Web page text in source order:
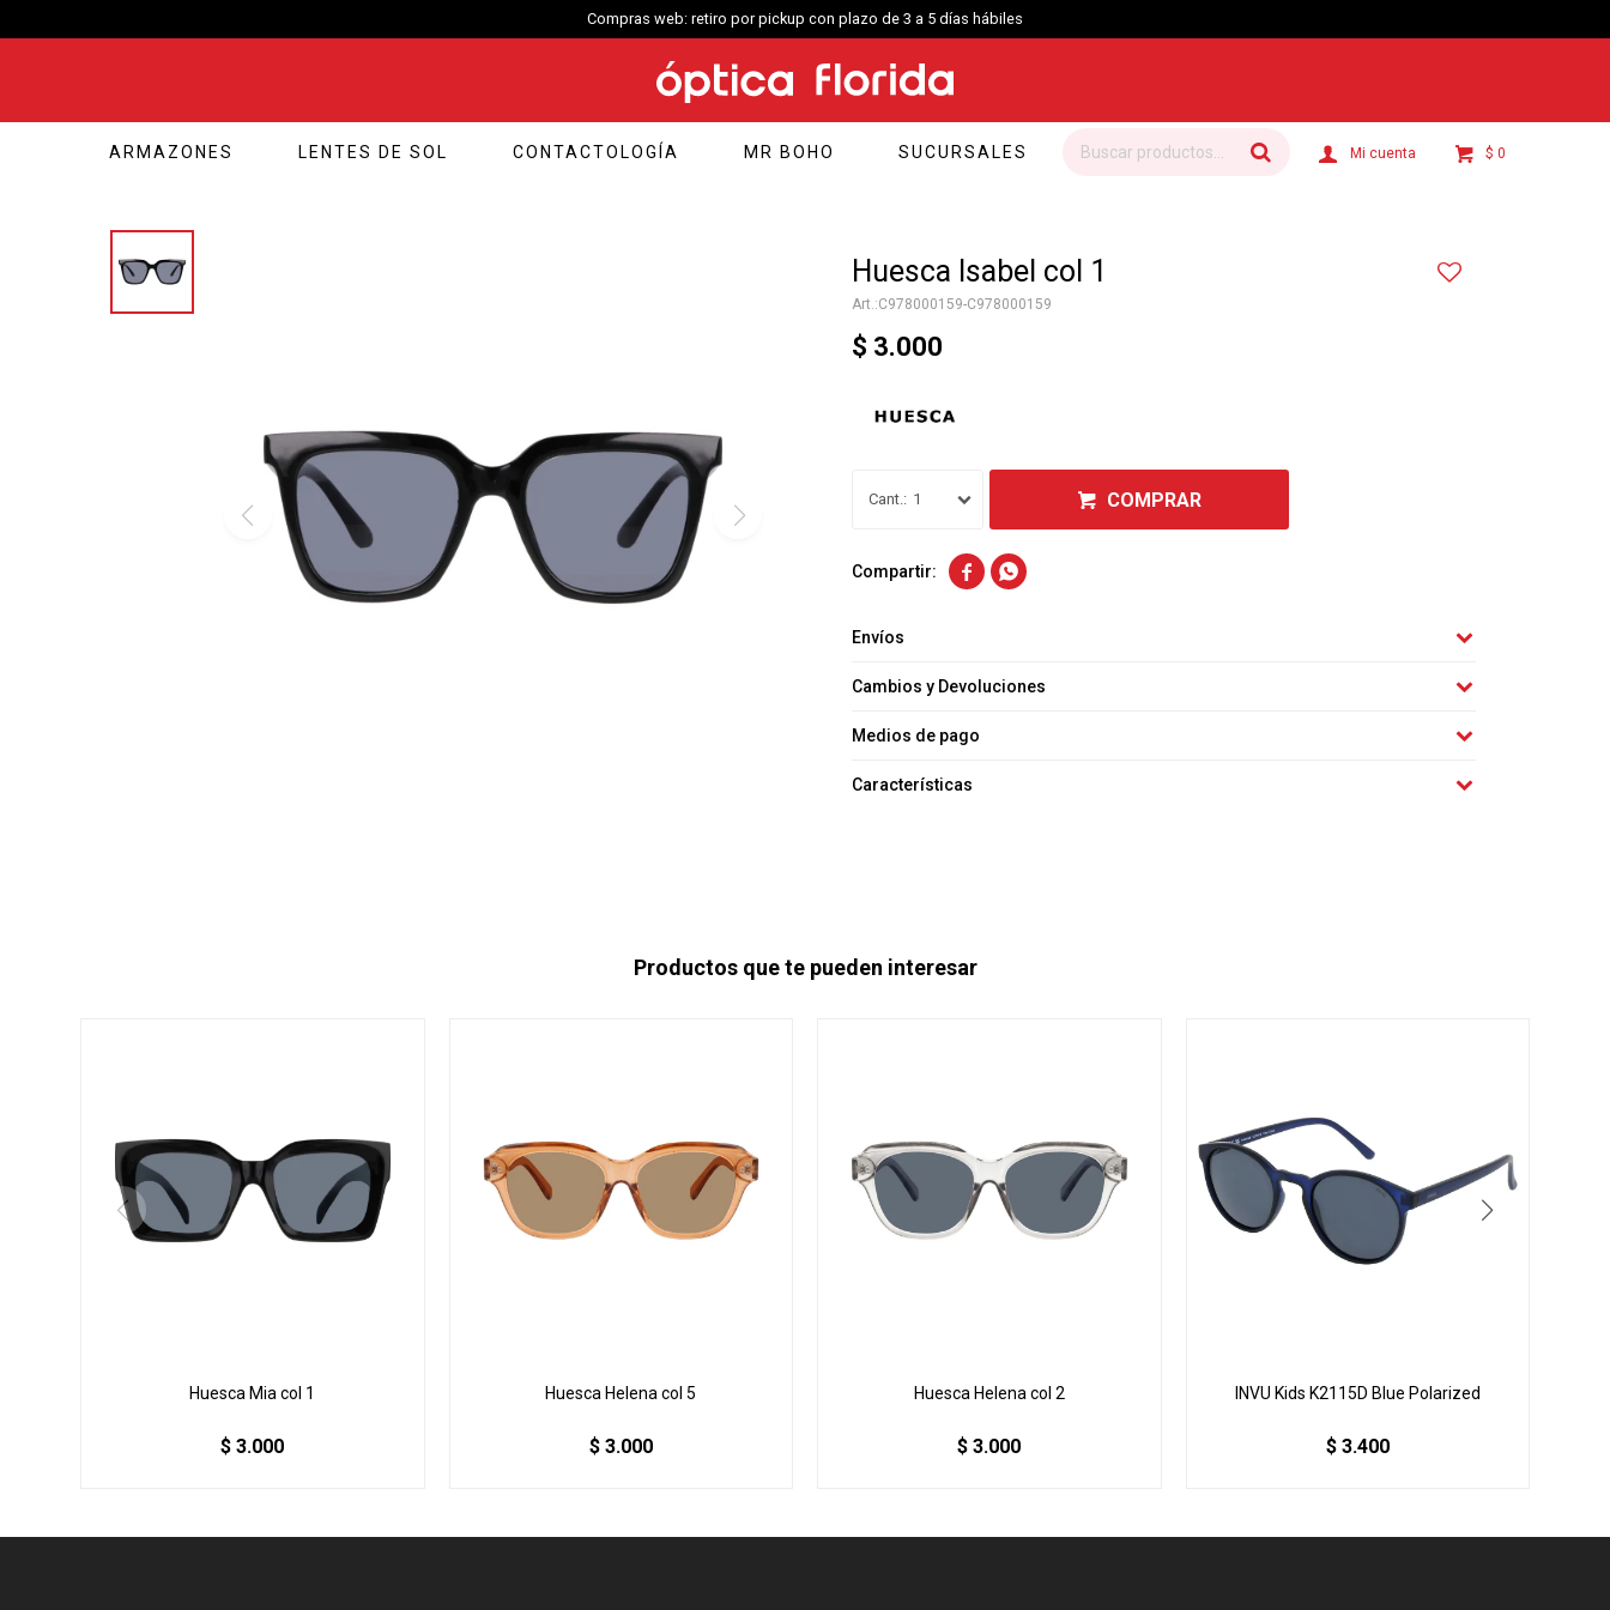
Compras web: retiro por pickup con plazo de 3 a 5 días hábiles
ARMAZONES LENTES DE SOL CONTACTOLOGÍA MR BOHO SUCURSALES $ 0
Huesca Isabel col 1
C978000159-C978000159
$ 3.000
1 COMPRAR
 
Envíos
Cambios y Devoluciones
Medios de pago
Características
Productos que te pueden interesar
Huesca Mia col 1
$ 3.000
Huesca Helena col 5
$ 3.000
Huesca Helena col 2
$ 3.000
INVU Kids K2115D Blue Polarized
$ 3.400